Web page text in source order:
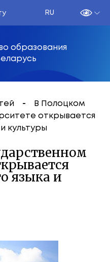
RU
образования
В Полоцком
открывается
культуры
языка и